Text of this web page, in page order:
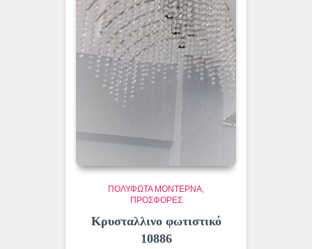
ΠΟΛΎΦΩΤΑ ΜΟΝΤΈΡΝΑ
ΠΡΟΣΦΟΡΕΣ
Κρυσταλλινο φωτιστικό
10886